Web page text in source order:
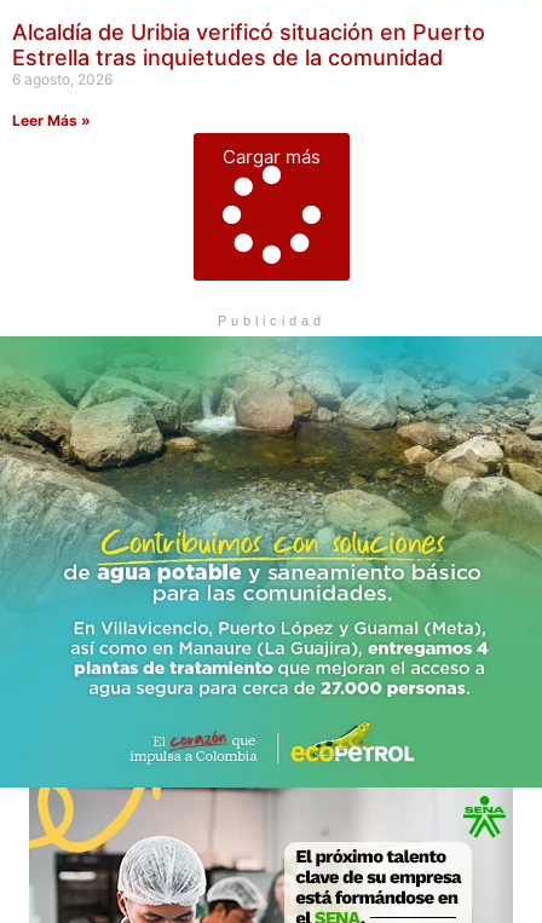
Alcaldía de Uribia verificó situación en Puerto
Estrella tras inquietudes de la comunidad
6 agosto, 2026
Leer Más »
Cargar más
Publicidad